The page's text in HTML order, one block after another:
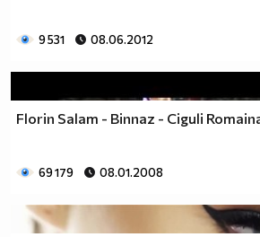
9 531 08.06.2012
Florin Salam - Binnaz - Ciguli
69 179 08.01.2008